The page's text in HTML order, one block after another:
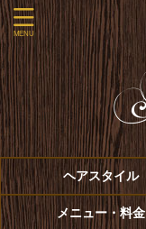
ヘアスタイル
メニュー・料金